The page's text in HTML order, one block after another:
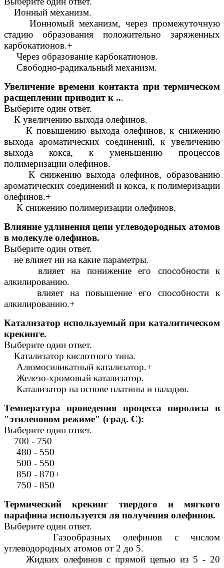
Ионный механизм.
Ионномый механизм, через промежуточную
стадию образования положительно заряженных
карбокатионов.+
Через образование карбокатионов.
Свободно-радикальный механизм.
Увеличение времени контакта при термическом
расщеплении приводит к ...
Выберите один ответ.
К увеличению выхода олефинов.
К повышению выхода олефинов, к снижению
выхода ароматических соединений, к увеличению
выхода кокса, к уменьшению процессов
полимеризации олефинов.
К снижению выхода олефинов, образованию
ароматических соединений и кокса, к полимеризации
олефинов.+
К снижению полимеризации олефинов.
Влияние удлинения цепи углеводородных атомов
в молекуле олефинов.
Выберите один ответ.
не влияет ни на какие параметры.
влияет на понижение его способности к
алкилированию.
влияет на повышение его способности к
алкилированию.+
Катализатор используемый при каталитическом
крекинге.
Выберите один ответ.
Катализатор кислотного типа.
Алюмосиликатный катализатор.+
Железо-хромовый катализатор.
Катализатор на основе платины и паладия.
Температура проведения процесса пиролиза в
"этиленовом режиме" (град. С):
Выберите один ответ.
700 - 750
480 - 550
500 - 550
850 - 870+
750 - 850
Термический крекинг твердого и мягкого
парафина используется ля получения олефинов.
Выберите один ответ.
Газообразных олефинов с числом
углеводородных атомов от 2 до 5.
Жидких олефинов с прямой цепью из 5 - 20